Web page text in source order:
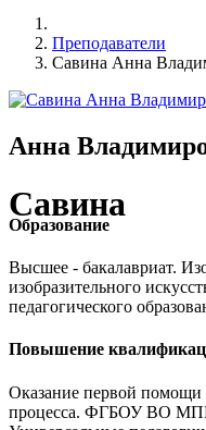
Преподаватели
Савина Анна
Анна
Савина
Образование
Высшее - бакалавриат.
изобразительного
педагогического
Повышение
Оказание первой помощи
процесса. ФГБОУ ВО